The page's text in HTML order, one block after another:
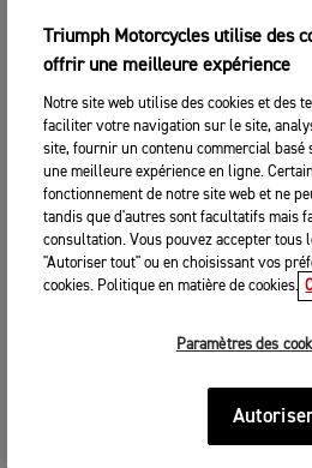
Triumph Motorcycles utilise des
offrir une meilleure expérience
Notre site web utilise des cookies et des
faciliter votre navigation sur le site,
site, fournir un contenu commercial
une meilleure expérience en ligne.
fonctionnement de notre site web et ne
tandis que d'autres sont facultatifs mais
consultation. Vous pouvez accepter tous
"Autoriser tout" ou en choisissant vos
cookies. Politique en matière de cookies.
Paramètres des